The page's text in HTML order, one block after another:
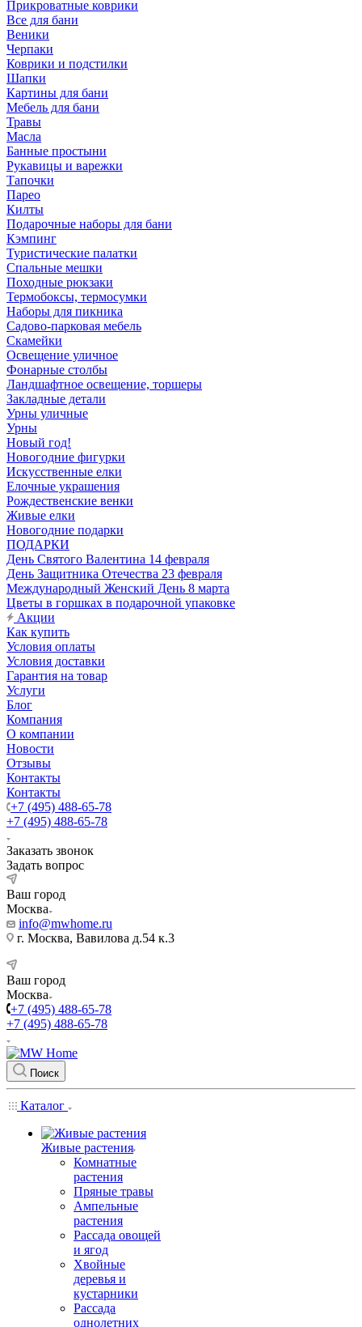
Прикроватные коврики
Все для бани
Веники
Черпаки
Коврики и подстилки
Шапки
Картины для бани
Мебель для бани
Травы
Масла
Банные простыни
Рукавицы и варежки
Тапочки
Парео
Килты
Подарочные наборы для бани
Кэмпинг
Туристические палатки
Спальные мешки
Походные рюкзаки
Термобоксы, термосумки
Наборы для пикника
Садово-парковая мебель
Скамейки
Освещение уличное
Фонарные столбы
Ландшафтное освещение, торшеры
Закладные детали
Урны уличные
Урны
Новый год!
Новогодние фигурки
Искусственные елки
Елочные украшения
Рождественские венки
Живые елки
Новогодние подарки
ПОДАРКИ
День Святого Валентина 14 февраля
День Защитника Отечества 23 февраля
Международный Женский День 8 марта
Цветы в горшках в подарочной упаковке
Акции
Как купить
Условия оплаты
Условия доставки
Гарантия на товар
Услуги
Блог
Компания
О компании
Новости
Отзывы
Контакты
Контакты
+7 (495) 488-65-78
+7 (495) 488-65-78
Заказать звонок
Задать вопрос
Ваш город
Москва
info@mwhome.ru
г. Москва, Вавилова д.54 к.3
Ваш город
Москва
+7 (495) 488-65-78
+7 (495) 488-65-78
Поиск
Каталог
Живые растения
Комнатные
растения
Пряные травы
Ампельные
растения
Рассада овощей
и ягод
Хвойные
деревья и
кустарники
Рассада
однолетних